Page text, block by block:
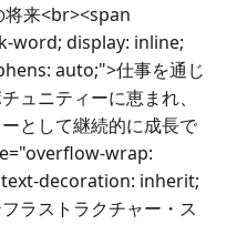
将来<br><span
word; display: inline;
auto;">仕事を通じ
ュニティーに恵まれ、
として継続的に成長で
wrap:
decoration: inherit;
ラストラクチャー・ス